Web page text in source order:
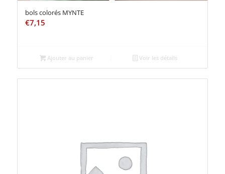
bols colorés MYNTE
€7,15
Ajouter au panier Voir les détails